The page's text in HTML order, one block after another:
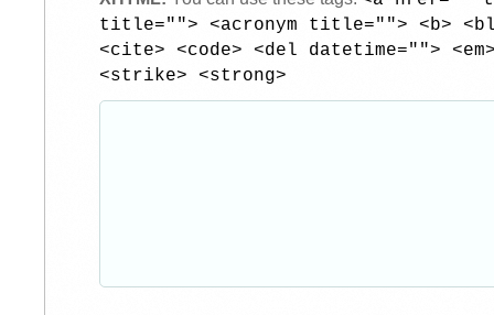
title=""> <acronym title=""> <b>
<cite> <code> <del datetime="">
<strike> <strong>